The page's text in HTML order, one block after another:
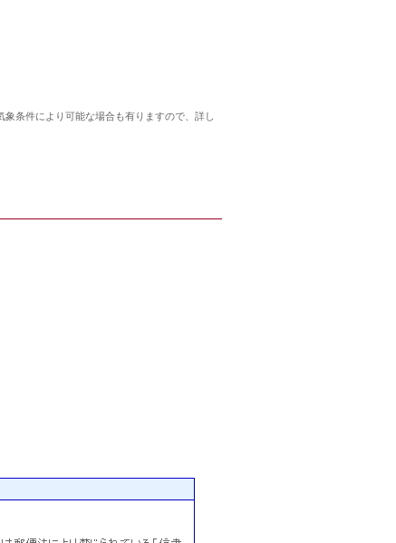
条件により可能な場合も有りますので、詳し